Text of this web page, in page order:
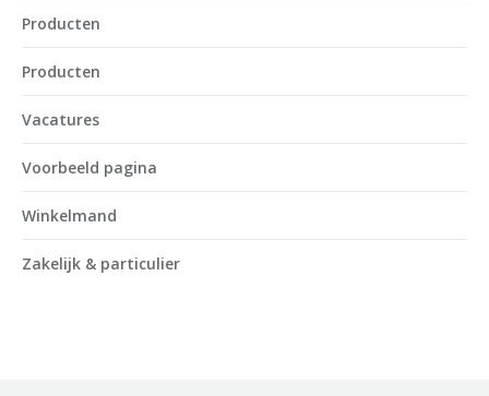
Producten
Producten
Vacatures
Voorbeeld pagina
Winkelmand
Zakelijk & particulier